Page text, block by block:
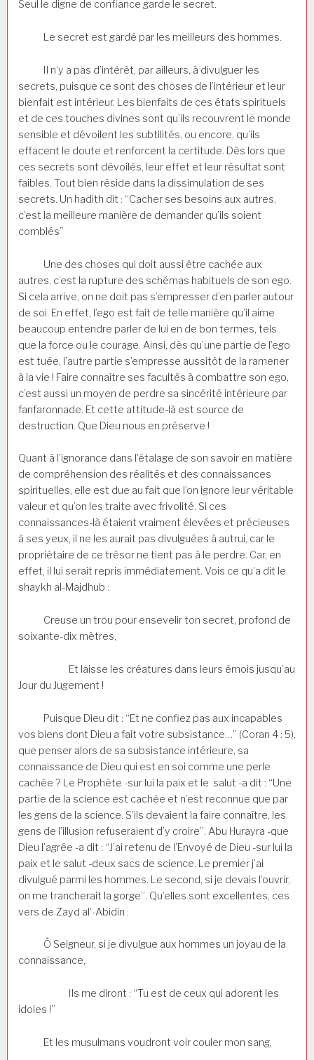
Seul le digne de confiance garde le secret.
Le secret est gardé par les meilleurs des hommes.
Il n’y a pas d’intérêt, par ailleurs, à divulguer les
secrets, puisque ce sont des choses de l’intérieur et leur
bienfait est intérieur. Les bienfaits de ces états spirituels
et de ces touches divines sont qu’ils recouvrent le monde
sensible et dévoilent les subtilités, ou encore, qu’ils
effacent le doute et renforcent la certitude. Dès lors que
ces secrets sont dévoilés, leur effet et leur résultat sont
faibles. Tout bien réside dans la dissimulation de ses
secrets. Un hadith dit : “Cacher ses besoins aux autres,
c’est la meilleure manière de demander qu’ils soient
comblés”
Une des choses qui doit aussi être cachée aux
autres, c’est la rupture des schémas habituels de son ego.
Si cela arrive, on ne doit pas s’empresser d’en parler autour
de soi. En effet, l’ego est fait de telle manière qu’il aime
beaucoup entendre parler de lui en de bon termes, tels
que la force ou le courage. Ainsi, dès qu’une partie de l’ego
est tuée, l’autre partie s’empresse aussitôt de la ramener
à la vie ! Faire connaître ses facultés à combattre son ego,
c’est aussi un moyen de perdre sa sincérité intérieure par
fanfaronnade. Et cette attitude-là est source de
destruction. Que Dieu nous en préserve !
Quant à l’ignorance dans l’étalage de son savoir en matière
de compréhension des réalités et des connaissances
spirituelles, elle est due au fait que l’on ignore leur véritable
valeur et qu’on les traite avec frivolité. Si ces
connaissances-là étaient vraiment élevées et précieuses
à ses yeux, il ne les aurait pas divulguées à autrui, car le
propriétaire de ce trésor ne tient pas à le perdre. Car, en
effet, il lui serait repris immédiatement. Vois ce qu’a dit le
shaykh al-Majdhub :
Creuse un trou pour ensevelir ton secret, profond de
soixante-dix mètres,
Et laisse les créatures dans leurs émois jusqu’au
Jour du Jugement !
Puisque Dieu dit : “Et ne confiez pas aux incapables
vos biens dont Dieu a fait votre subsistance…” (Coran 4 : 5),
que penser alors de sa subsistance intérieure, sa
connaissance de Dieu qui est en soi comme une perle
cachée ? Le Prophète -sur lui la paix et le salut -a dit : “Une
partie de la science est cachée et n’est reconnue que par
les gens de la science. S’ils devaient la faire connaître, les
gens de l’illusion refuseraient d’y croire”. Abu Hurayra -que
Dieu l’agrée -a dit : “J’ai retenu de l’Envoyé de Dieu -sur lui la
paix et le salut -deux sacs de science. Le premier j’ai
divulgué parmi les hommes. Le second, si je devais l’ouvrir,
on me trancherait la gorge”. Qu’elles sont excellentes, ces
vers de Zayd al’-Abidin :
Ô Seigneur, si je divulgue aux hommes un joyau de la
connaissance,
Ils me diront : “Tu est de ceux qui adorent les
idoles !”
Et les musulmans voudront voir couler mon sang,